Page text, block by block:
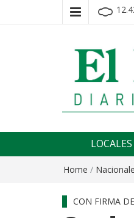
El LOCALES
Home /
CON FIRMA